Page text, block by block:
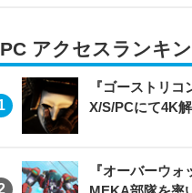
PC アクセスランキ
『ゴーストリ
X/S/PCにて4K
『オーバーウ